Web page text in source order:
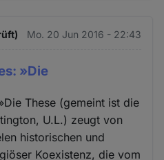
Mo. 20 Jun 2016 - 22:43
»Die
These (gemeint ist die
U.L.) zeugt von
historischen und
Koexistenz, die vom